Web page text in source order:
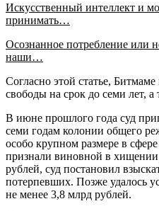
Искусственный интеллект и
принимать…
Осознанное потребление или
наши…
Согласно этой статье,
свободы на срок до семи лет,
В июне прошлого года суд
семи годам колонии общего
особо крупном размере в
признали виновной в
рублей, суд постановил
потерпевших. Позже удалось
не менее 3,8 млрд рублей.